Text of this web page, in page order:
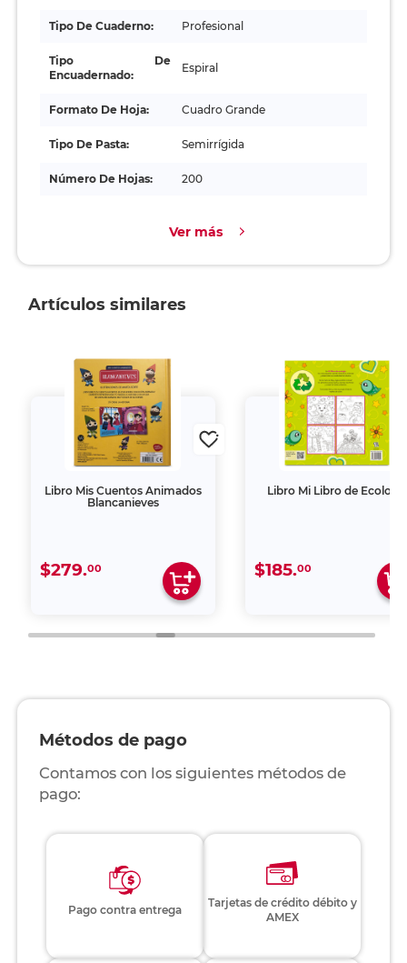
Tipo De Cuaderno: Profesional
Tipo De
Encuadernado:
Espiral
Formato De Hoja: Cuadro Grande
Tipo De Pasta: Semirrígida
Número De Hojas: 200
Ver más
Artículos similares
Libro Mis Cuentos Animados
Blancanieves
$279.00
Libro Mi Libro de Ecología
$185.00
Métodos de pago
Contamos con los siguientes métodos de
pago:
Pago contra entrega
Tarjetas de crédito débito y
AMEX